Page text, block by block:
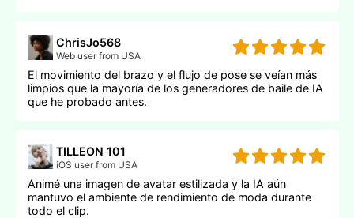
ChrisJo568
Web user from USA
El movimiento del brazo y el flujo de pose se veían más
limpios que la mayoría de los generadores de baile de IA
que he probado antes.
TILLEON 101
iOS user from USA
Animé una imagen de avatar estilizada y la IA aún
mantuvo el ambiente de rendimiento de moda durante
todo el clip.